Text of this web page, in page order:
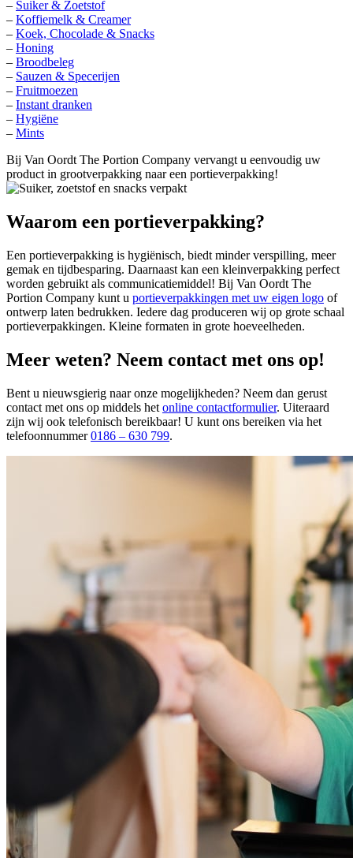
– Suiker & Zoetstof
– Koffiemelk & Creamer
– Koek, Chocolade & Snacks
– Honing
– Broodbeleg
– Sauzen & Specerijen
– Fruitmoezen
– Instant dranken
– Hygiëne
– Mints
Bij Van Oordt The Portion Company vervangt u eenvoudig uw
product in grootverpakking naar een portieverpakking!
Waarom een portieverpakking?
Een portieverpakking is hygiënisch, biedt minder verspilling, meer
gemak en tijdbesparing. Daarnaast kan een kleinverpakking perfect
worden gebruikt als communicatiemiddel! Bij Van Oordt The
Portion Company kunt u portieverpakkingen met uw eigen logo of
ontwerp laten bedrukken. Iedere dag produceren wij op grote schaal
portieverpakkingen. Kleine formaten in grote hoeveelheden.
Meer weten? Neem contact met ons op!
Bent u nieuwsgierig naar onze mogelijkheden? Neem dan gerust
contact met ons op middels het online contactformulier. Uiteraard
zijn wij ook telefonisch bereikbaar! U kunt ons bereiken via het
telefoonnummer0186 – 630 799.